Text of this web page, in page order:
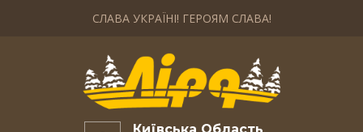
СЛАВА УКРАЇНІ! ГЕРОЯМ СЛАВА!